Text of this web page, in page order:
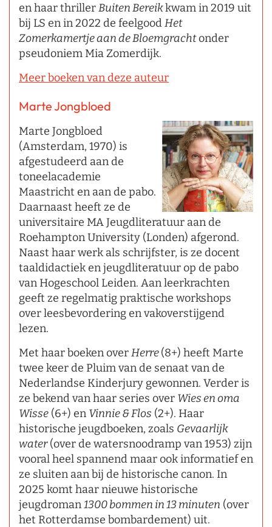
en haar thrillerBuiten Bereikkwam in 2019 uit
bij LS en in 2022 de feelgoodHet
Zomerkamertje aan de Bloemgrachtonder
pseudoniem Mia Zomerdijk.
Meer boeken van deze auteur
Marte Jongbloed
Marte Jongbloed
(Amsterdam, 1970) is
afgestudeerd aan de
toneelacademie
Maastricht en aan de pabo.
Daarnaast heeft ze de
universitaire MA Jeugdliteratuur aan de
Roehampton University (Londen) afgerond.
Naast haar werk als schrijfster, is ze docent
taaldidactiek en jeugdliteratuur op de pabo
van Hogeschool Leiden. Aan leerkrachten
geeft ze regelmatig praktische workshops
over leesbevordering en vakoverstijgend
lezen.
Met haar boeken overHerre(8+) heeft Marte
twee keer de Pluim van de senaat van de
Nederlandse Kinderjury gewonnen. Verder is
ze bekend van haar series over Wies en oma
Wisse (6+) en Vinnie & Flos (2+). Haar
historische jeugdboeken, zoals Gevaarlijk
water(over de watersnoodramp van 1953) zijn
vooral heel spannend maar ook informatief en
ze sluiten aan bij de historische canon. In
2025 komt haar nieuwe historische
jeugdroman1300 bommen in 13 minuten (over
het Rotterdamse bombardement) uit.